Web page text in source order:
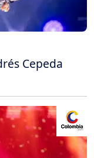
Cepeda